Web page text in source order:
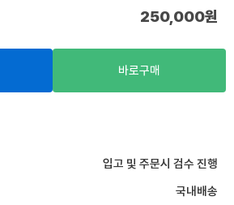
250,000원
바로구매
입고 및 주문시 검수 진행
국내배송